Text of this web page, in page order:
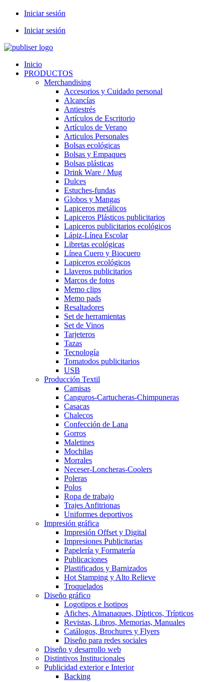
Iniciar sesión
Iniciar sesión
Inicio
PRODUCTOS
Merchandising
Accesorios y Cuidado personal
Alcancías
Antiestrés
Artículos de Escritorio
Artículos de Verano
Articulos Personales
Bolsas ecológicas
Bolsas y Empaques
Bolsas plásticas
Drink Ware / Mug
Dulces
Estuches-fundas
Globos y Mangas
Lapiceros metálicos
Lapiceros Plásticos publicitarios
Lapiceros publicitarios ecológicos
Lápiz-Línea Escolar
Libretas ecológicas
Línea Cuero y Biocuero
Lapiceros ecológicos
Llaveros publicitarios
Marcos de fotos
Memo clips
Memo pads
Resaltadores
Set de herramientas
Set de Vinos
Tarjeteros
Tazas
Tecnología
Tomatodos publicitarios
USB
Producción Textil
Camisas
Canguros-Cartucheras-Chimpuneras
Casacas
Chalecos
Confección de Lana
Gorros
Maletines
Mochilas
Morrales
Neceser-Loncheras-Coolers
Poleras
Polos
Ropa de trabajo
Trajes Anfitrionas
Uniformes deportivos
Impresión gráfica
Impresión Offset y Digital
Impresiones Publicitarias
Papelería y Formatería
Publicaciones
Plastificados y Barnizados
Hot Stamping y Alto Relieve
Troquelados
Diseño gráfico
Logotipos e Isotipos
Afiches, Almanaques, Dípticos, Trípticos
Revistas, Libros, Memorias, Manuales
Catálogos, Brochures y Flyers
Diseño para redes sociales
Diseño y desarrollo web
Distintivos Institucionales
Publicidad exterior e Interior
Backing